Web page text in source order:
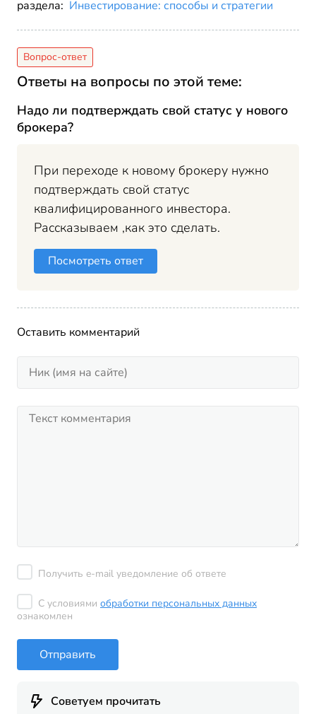
раздела: Инвестирование: способы и стратегии
Ответы на вопросы по этой теме:
Надо ли подтверждать свой статус у нового
брокера?
При переходе к новому брокеру нужно
подтверждать свой статус
квалифицированного инвестора.
Рассказываем ,как это сделать.
Посмотреть ответ
Оставить комментарий
Получить e-mail уведомление об ответе
С условиями обработки персональных данных
ознакомлен
Отправить
Советуем прочитать